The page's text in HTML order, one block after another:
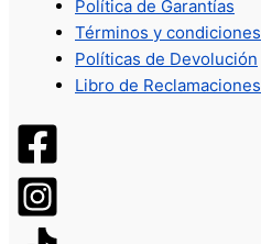
Política de Garantías
Términos y condiciones
Políticas de Devolución
Libro de Reclamaciones